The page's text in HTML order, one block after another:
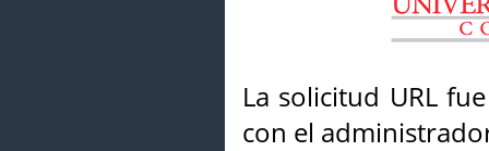
La solicitud URL
con el